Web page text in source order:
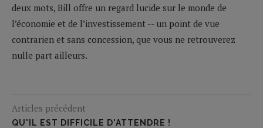
deux mots, Bill offre un regard lucide sur le monde de
l’économie et de l’investissement -- un point de vue
contrarien et sans concession, que vous ne retrouverez
nulle part ailleurs.
Articles précédent
QU'IL EST DIFFICILE D'ATTENDRE !